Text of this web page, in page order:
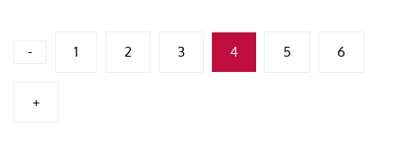
Paginación
entradas
- 1 2 3 4 5 6
+